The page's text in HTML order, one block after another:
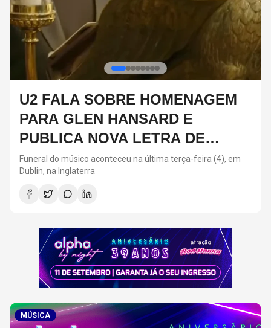
DIA DOS PAIS: ARTISTAS QUE
SEGUIRAM OS PASSOS DOS
PAIS NA MÚSICA
Neste ano, o Dia dos Pais acontece neste domingo (9)
MÚSICA